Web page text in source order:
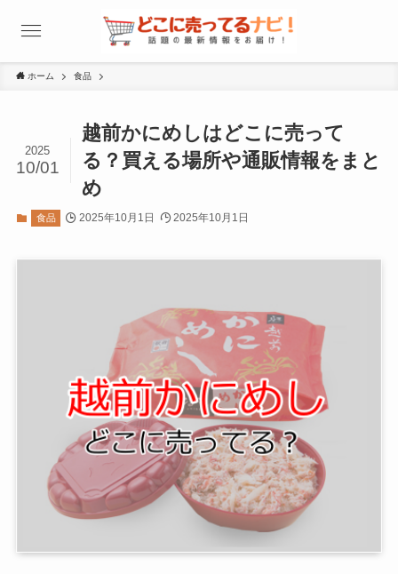
ホーム 食品
越前かにめしはどこに売って
る？買える場所や通販情報をまと
め
2025
10/01
食品 2025年10月1日 2025年10月1日